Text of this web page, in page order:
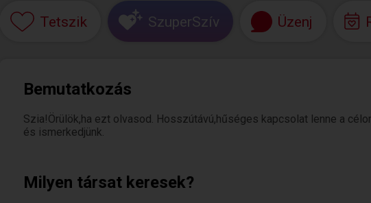
Tetszik SzuperSzív Üzenj
Bemutatkozás
Szia!Örülök,ha ezt olvasod. Hosszútávú,hűséges kapcsolat lenne a
és ismerkedjünk.
Milyen társat keresek?